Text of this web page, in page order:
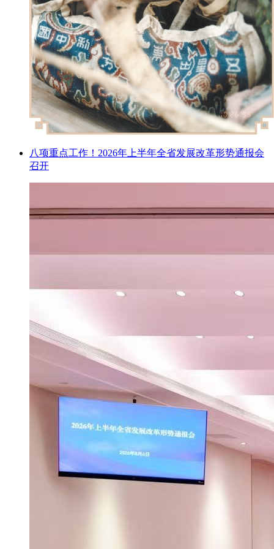
八项重点工作！2026年上半年全省发展改革形势通报会
召开